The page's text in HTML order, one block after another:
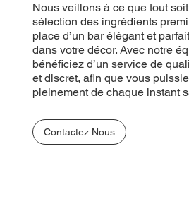
Nous veillons à ce que tout
sélection des ingrédients
place d’un bar élégant et
dans votre décor. Avec notre
bénéficiez d’un service de
et discret, afin que vous
pleinement de chaque instant
Contactez Nous